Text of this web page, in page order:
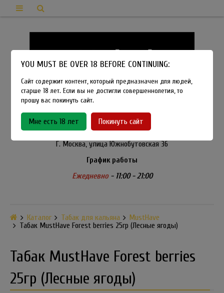
8-915-450-21-92
Розничный магазин Method Vapeshop
Г. Москва, улица Южнобутовская 36
График работы
Ежедневно- 11:00 - 21:00
Каталог Табак для кальяна
MustHave
Табак MustHave Forest berries 25гр (Лесные ягоды)
Табак MustHave Forest berries
25гр (Лесные ягоды)
YOU MUST BE OVER 18 BEFORE CONTINUING:
Сайт содержит контент, который предназначен для людей,
старше 18 лет. Если вы не достигли совершеннолетия, то
прошу вас покинуть сайт.
Мне есть 18 лет Покинуть сайт